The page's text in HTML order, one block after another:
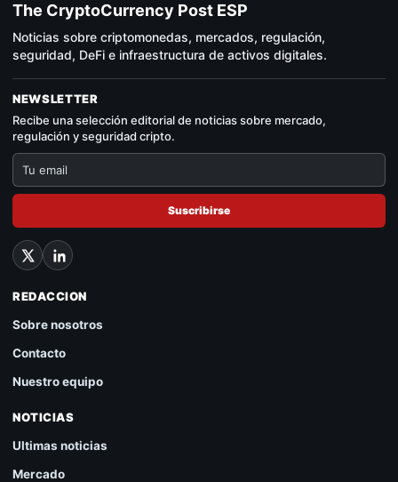
The CryptoCurrency Post ESP
Noticias sobre criptomonedas, mercados, regulación,
seguridad, DeFi e infraestructura de activos digitales.
NEWSLETTER
Recibe una selección editorial de noticias sobre mercado,
regulación y seguridad cripto.
Suscribirse
REDACCION
Sobre nosotros
Contacto
Nuestro equipo
NOTICIAS
Ultimas noticias
Mercado